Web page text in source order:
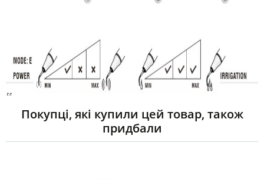
Покупці, які купили цей товар, також
придбали